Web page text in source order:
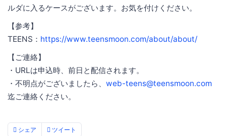
ルダに入るケースがございます。お気を付けください。
【参考】
TEENS： https://www.teensmoon.com/about/about/
【ご連絡】
・URLは申込時、前日と配信されます。
・不明点がございましたら、 web-teens@teensmoon.com
迄ご連絡ください。
シェア ツイート